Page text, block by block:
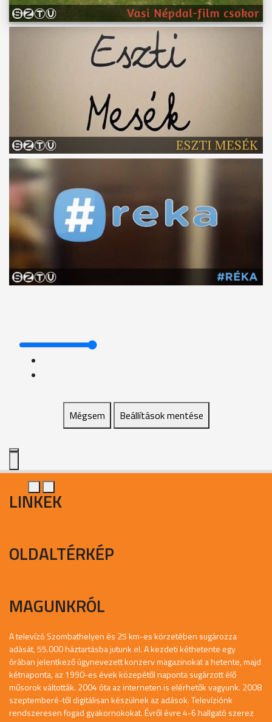
Mégsem Beállítások mentése
LINKEK
OLDALTÉRKÉP
MAGUNKRÓL
A televízó Szombathelyen és 25 km-es körzetében sugározza
adását, 55.000 háztartásba jutunk el. A kezdeti kéthetente egy
órában jelentkező úgynevezett konzerv magazinokat a hetente, majd
kétnaponta, az 1990-es évek közepétől naponta sugárzott élő
műsorok váltották. 2004 óta az interneten is elérhetők vagyunk. 2008
szeptemberé-től digitálisan készülnek az adások. Televíziónk
rendszeresen fogad gyakornokokat. Évről évre 4-6 hallgató szerez